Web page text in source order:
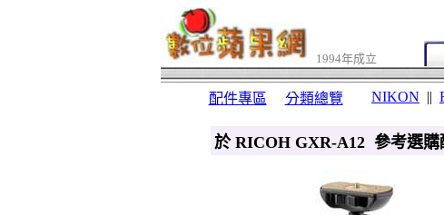
1994年成立
配件專區 分類總覽 NIKON ||
於 RICOH GXR-A12 參考選購